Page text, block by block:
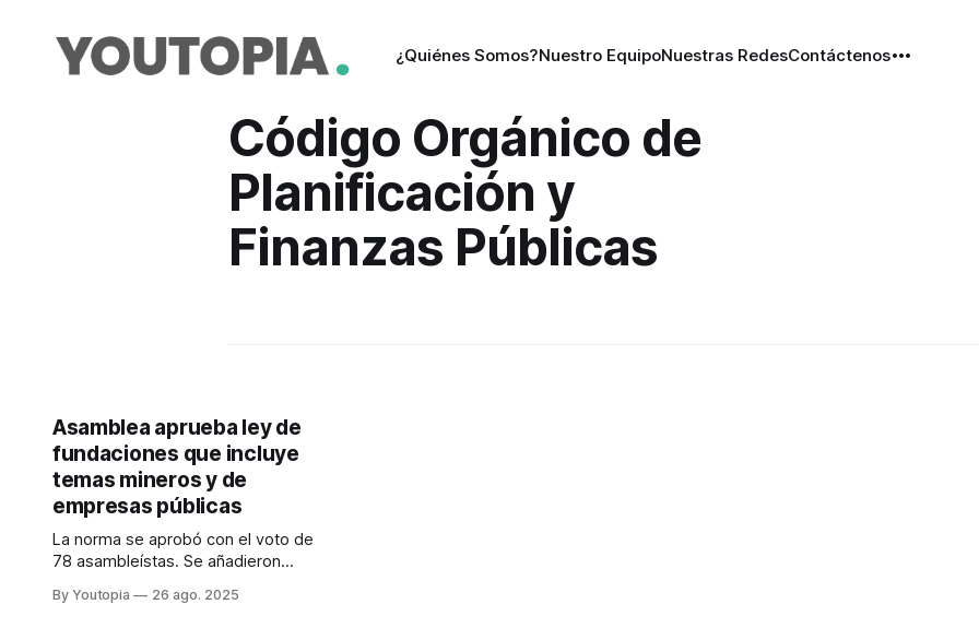
¿Quiénes Somos?Nuestro EquipoNuestras RedesContáctenos
Código Orgánico de
Planificación y
Finanzas Públicas
Asamblea aprueba ley de
fundaciones que incluye
temas mineros y de
empresas públicas
La norma se aprobó con el voto de
78 asambleístas. Se añadieron
mineras y liquidar empresas
By Youtopia 26 ago. 2025